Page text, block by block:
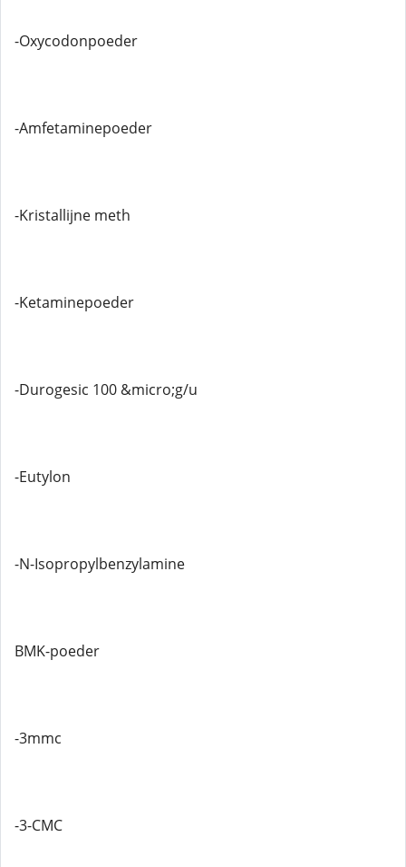
-Oxycodonpoeder
-Amfetaminepoeder
-Kristallijne meth
-Ketaminepoeder
-Durogesic 100 &micro;g/u
-Eutylon
-N-Isopropylbenzylamine
BMK-poeder
-3mmc
-3-CMC